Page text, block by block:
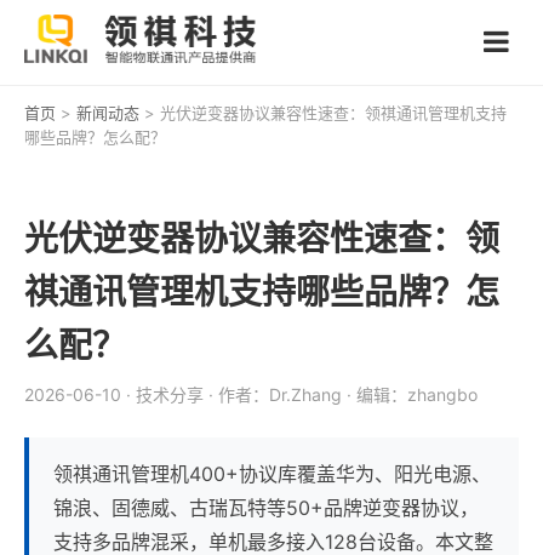
首页 > 新闻动态 > 光伏逆变器协议兼容性速查：领祺通讯管理机支持
哪些品牌？怎么配？
光伏逆变器协议兼容性速查：领
祺通讯管理机支持哪些品牌？怎
么配？
2026-06-10 · 技术分享 · 作者：Dr.Zhang · 编辑：zhangbo
领祺通讯管理机400+协议库覆盖华为、阳光电源、
锦浪、固德威、古瑞瓦特等50+品牌逆变器协议，
支持多品牌混采，单机最多接入128台设备。本文整